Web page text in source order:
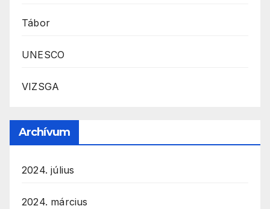
Tábor
UNESCO
VIZSGA
Archívum
2024. július
2024. március